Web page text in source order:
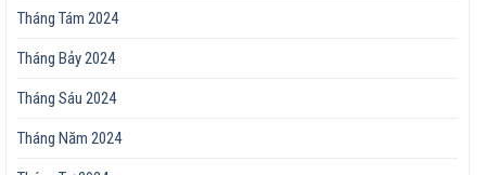
Tháng Tám 2024
Tháng Bảy 2024
Tháng Sáu 2024
Tháng Năm 2024